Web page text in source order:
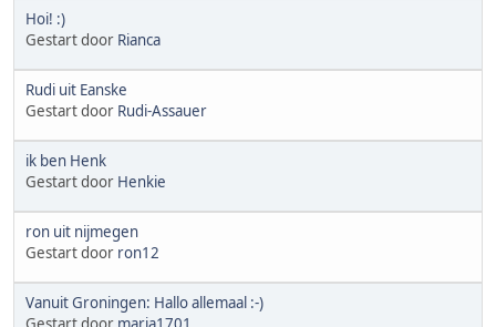
Hoi! :)
Gestart door Rianca
Rudi uit Eanske
Gestart door Rudi-Assauer
ik ben Henk
Gestart door Henkie
ron uit nijmegen
Gestart door ron12
Vanuit Groningen: Hallo allemaal :-)